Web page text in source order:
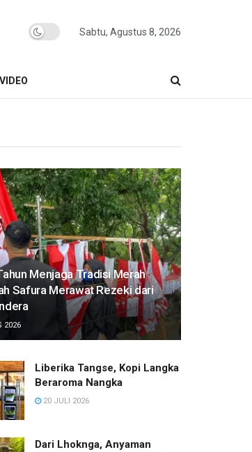
Sabtu, Agustus 8, 2026
VIDEO
Menjaga Tradisi Merah
Safura Merawat Rezeki dari
2026
Liberika Tangse, Kopi Langka
Beraroma Nangka
20 JULI 2026
Dari Lhoknga, Anyaman